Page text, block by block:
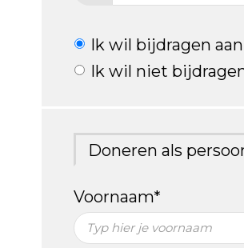
Ik wil bijdragen
Ik wil niet
Doneren als
Voornaam*